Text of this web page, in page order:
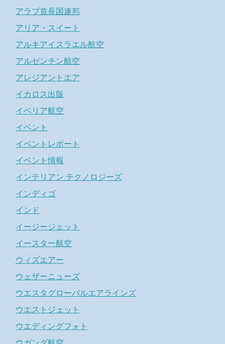
アラブ首長国連邦
アリア・スイート
アルキアイスラエル航空
アルゼンチン航空
アレジアントエア
イカロス出版
イベリア航空
イベント
イベントレポート
イベント情報
インテリアン テクノロジーズ
インディゴ
インド
イージージェット
イースター航空
ウィズエアー
ウェザーニューズ
ウエスタグローバルエアラインズ
ウエストジェット
ウエディングフォト